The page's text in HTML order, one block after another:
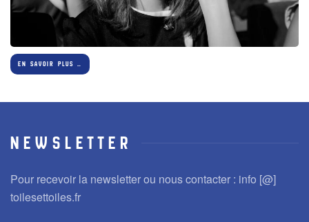
EN SAVOIR PLUS …
Newsletter
Pour recevoir la newsletter ou nous contacter : info [@]
toilesettoiles.fr